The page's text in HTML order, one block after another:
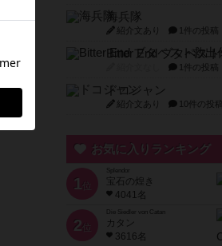
海兵隊
紹介文あり 1件の投稿
1件の投稿
ドコジャン
紹介文あり 10件の投稿
お気に入りランキング
1 位
宝石の煌き
4041名
2 位
Die Siedler von Catan
カタン
3616名